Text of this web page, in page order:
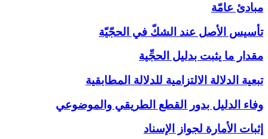
مبادئ عامّة
تأسيس الأصل عند الشكّ في الحجّيّة
مقدار ما يثبت بدليل الحجِّية
تبعية الدلالة الالتزامية للدلالة المطابقية
وفاء الدليل بدور القطع الطريقي والموضوعي
إثبات الأمارة لجواز الإسناد